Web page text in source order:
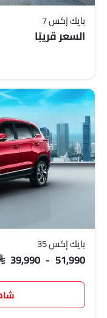
بايك إكس 7
السعر قريبًا
بايك إكس 35
39,990 - 51,990